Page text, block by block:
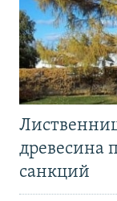
древесина
санкций